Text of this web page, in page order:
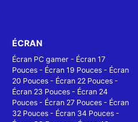
ÉCRAN
Écran PC gamer - Écran 17
Pouces - Écran 19 Pouces - Écran
20 Pouces - Écran 22 Pouces -
Écran 23 Pouces - Écran 24
Pouces - Écran 27 Pouces - Écran
32 Pouces - Écran 34 Pouces -